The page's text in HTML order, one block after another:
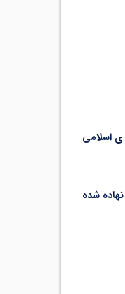
جامعه ی اسلامی
فروشان) نام نهاده شده